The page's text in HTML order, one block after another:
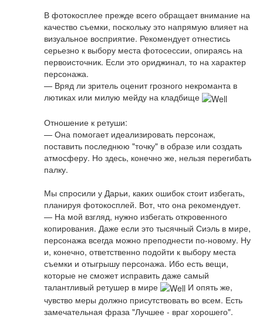
В фотокосплее прежде всего обращает внимание на
качество съемки, поскольку это напрямую влияет на
визуальное восприятие. Рекомендует отнестись
серьезно к выбору места фотосессии, опираясь на
первоисточник. Если это ориджинал, то на характер
персонажа.
— Вряд ли зритель оценит грозного некроманта в
лютиках или милую мейду на кладбище
Отношение к ретуши:
— Она помогает идеализировать персонаж,
поставить последнюю "точку" в образе или создать
атмосферу. Но здесь, конечно же, нельзя перегибать
палку.
Мы спросили у Дарьи, каких ошибок стоит избегать,
планируя фотокосплей. Вот, что она рекомендует.
— На мой взгляд, нужно избегать откровенного
копирования. Даже если это тысячный Сиэль в мире,
персонажа всегда можно преподнести по-новому. Ну
и, конечно, ответственно подойти к выбору места
съемки и отыгрышу персонажа. Ибо есть вещи,
которые не сможет исправить даже самый
талантливый ретушер в мире
И опять же,
чувство меры должно присутствовать во всем. Есть
замечательная фраза "Лучшее - враг хорошего".